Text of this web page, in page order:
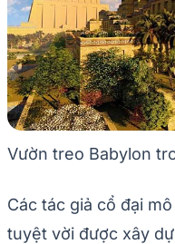
Vườn treo Babylon
Các tác giả cổ đại
tuyệt vời được xây